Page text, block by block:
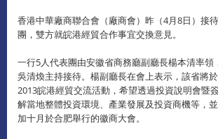
香港中華廠商聯合會（廠商會）昨（4月8日）接
團，雙方就皖港經貿合作事宜交換意見。
一行5人代表團由安徽省商務廳副廳長楊本清率領
吳清煥主持接待。楊副廳長在會上表示，該省將
2013皖港經貿交流活動，希望透過投資說明會暨
解當地整體投資環境、產業發展及投資商機等，
加十月於合肥舉行的徽商大會。